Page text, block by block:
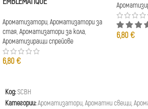
Ароматизатори,Ароматизатори за
стая,Ароматизатори за кола,
Ароматизиращи спрейове
6,80 €
6,80 €
Код:SCBH
Категории:Ароматизатори,Ароматни свещи,